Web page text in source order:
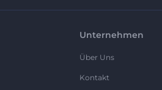
Unternehmen
Über Uns
Kontakt